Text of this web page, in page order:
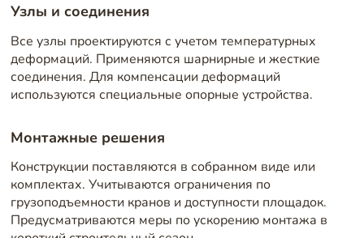
Узлы и соединения
Все узлы проектируются с учетом температурных
деформаций. Применяются шарнирные и жесткие
соединения. Для компенсации деформаций
используются специальные опорные устройства.
Монтажные решения
Конструкции поставляются в собранном виде или
комплектах. Учитываются ограничения по
грузоподъемности кранов и доступности площадок.
Предусматриваются меры по ускорению монтажа в